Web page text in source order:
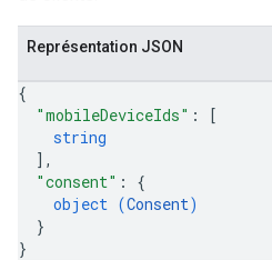
Représentation JSON
{
"mobileDeviceIds" :
[
string
] ,
"consent" : {
object (Consent)
}
}